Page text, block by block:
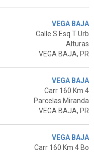
VEGA BAJA
Calle S Esq T Urb
Alturas
VEGA BAJA, PR
VEGA BAJA
Carr 160 Km 4
Parcelas Miranda
VEGA BAJA, PR
VEGA BAJA
Carr 160 Km 4 Bo